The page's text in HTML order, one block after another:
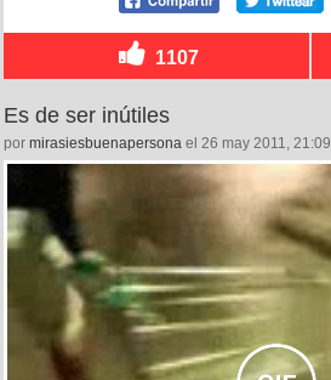
1107
Es de ser inútiles
por mirasiesbuenapersona el 26 may 2011, 21:09